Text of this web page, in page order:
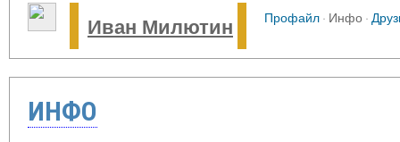
Иван Милютин Профайл· Инфо·
ИНФО